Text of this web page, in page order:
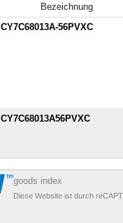
Bezeichnung
CY7C68013A-56PVXC
CY7C68013A56PVXC
goods index
Diese Website ist durch